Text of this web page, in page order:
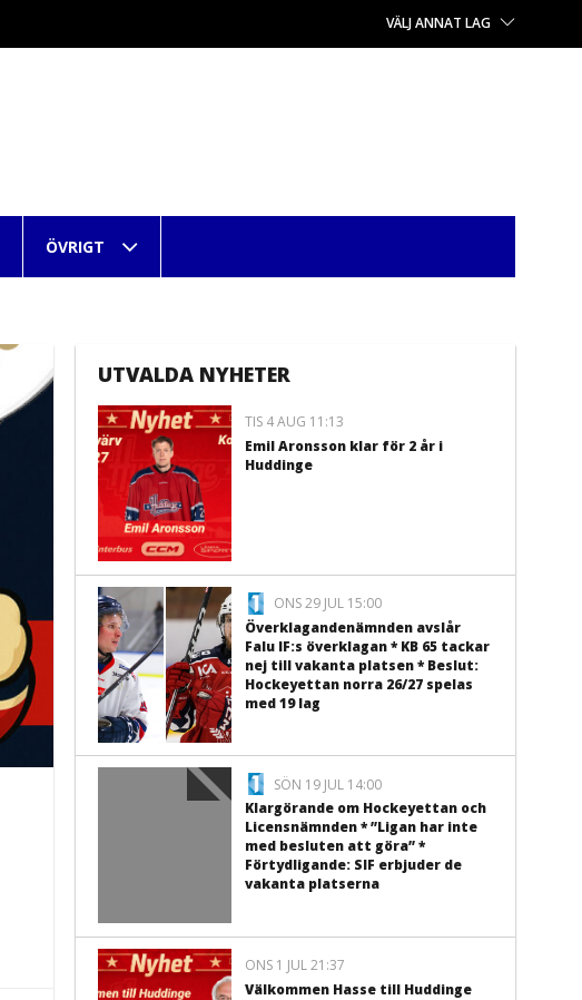
VÄLJ ANNAT LAG
ÖVRIGT
UTVALDA NYHETER
TIS 4 AUG 11:13
Emil Aronsson klar för 2 år i
Huddinge
ONS 29 JUL 15:00
Överklagandenämnden avslår
Falu IF:s överklagan * KB 65 tackar
nej till vakanta platsen * Beslut:
Hockeyettan norra 26/27 spelas
med 19 lag
SÖN 19 JUL 14:00
Klargörande om Hockeyettan och
Licensnämnden * ”Ligan har inte
med besluten att göra” *
Förtydligande: SIF erbjuder de
vakanta platserna
ONS 1 JUL 21:37
Välkommen Hasse till Huddinge